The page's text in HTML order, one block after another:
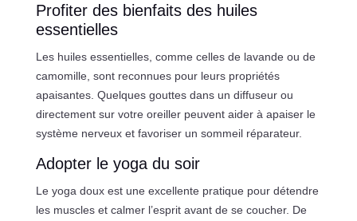
Profiter des bienfaits des huiles
essentielles
Les huiles essentielles, comme celles de lavande ou de
camomille, sont reconnues pour leurs propriétés
apaisantes. Quelques gouttes dans un diffuseur ou
directement sur votre oreiller peuvent aider à apaiser le
système nerveux et favoriser un sommeil réparateur.
Adopter le yoga du soir
Le yoga doux est une excellente pratique pour détendre
les muscles et calmer l’esprit avant de se coucher. De